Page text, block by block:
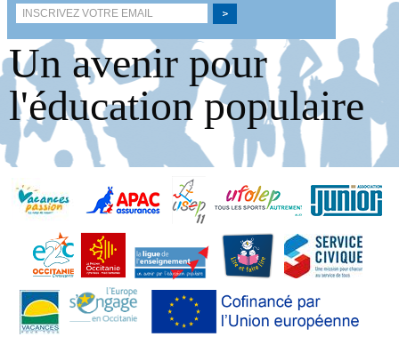
Un avenir pour
l'éducation populaire